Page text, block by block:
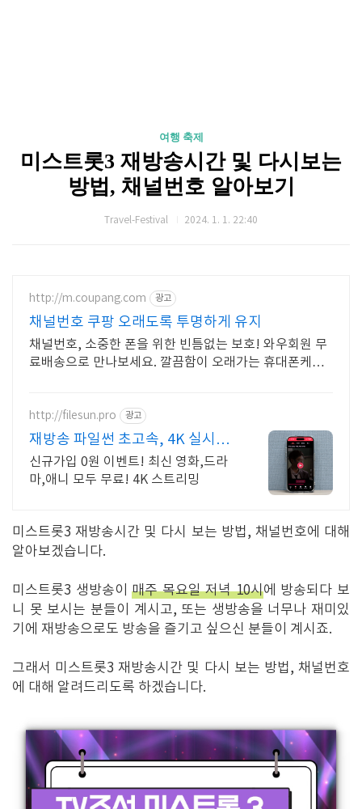
여행 축제
미스트롯3 재방송시간 및 다시보는
방법, 채널번호 알아보기
Travel-Festival 2024. 1. 1. 22:40
http://m.coupang.com 광고
채널번호 쿠팡 오래도록 투명하게 유지
채널번호, 소중한 폰을 위한 빈틈없는 보호! 와우회원 무
료배송으로 만나보세요. 깔끔함이 오래가는 휴대폰케이
http://filesun.pro 광고
재방송 파일썬 초고속, 4K 실시간
보기!
신규가입 0원 이벤트! 최신 영화,드라
마,애니 모두 무료! 4K 스트리밍
미스트롯3 재방송시간 및 다시 보는 방법, 채널번호에 대해
알아보겠습니다.
미스트롯3 생방송이매주 목요일 저녁 10시에 방송되다 보
니 못 보시는 분들이 계시고, 또는 생방송을 너무나 재미있
기에 재방송으로도 방송을 즐기고 싶으신 분들이 계시죠.
그래서 미스트롯3 재방송시간 및 다시 보는 방법, 채널번호
에 대해 알려드리도록 하겠습니다.